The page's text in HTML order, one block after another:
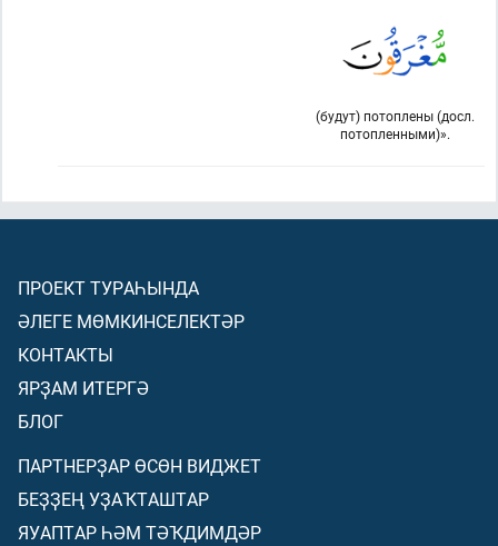
(будут) потоплены (досл.
потопленными)».
ПРОЕКТ ТУРАҺЫНДА
ӘЛЕГЕ МӨМКИНСЕЛЕКТӘР
КОНТАКТЫ
ЯРҘАМ ИТЕРГӘ
БЛОГ
ПАРТНЕРҘАР ӨСӨН ВИДЖЕТ
БЕҘҘЕҢ УҘАҠТАШТАР
ЯУАПТАР ҺӘМ ТӘҠДИМДӘР